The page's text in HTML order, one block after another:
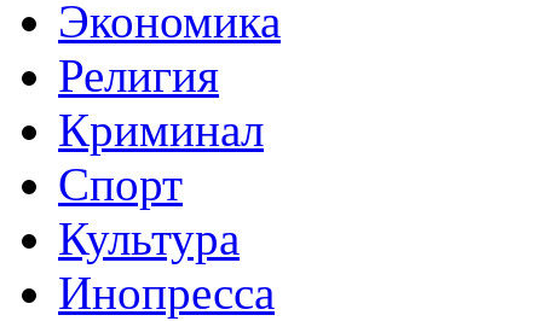
Экономика
Религия
Криминал
Спорт
Культура
Инопресса